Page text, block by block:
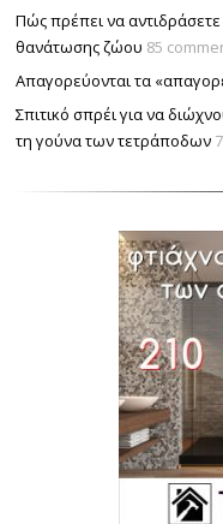
Πώς πρέπει να
θανάτωσης ζώου 85
Απαγορεύονται τα
Σπιτικό σπρέι για να
τη γούνα των τετράποδων